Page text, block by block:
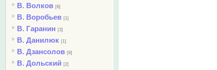
В. Волков [6]
В. Воробьев [1]
В. Гаранин [3]
В. Данилюк [1]
В. Дзансолов [9]
В. Дольский [2]